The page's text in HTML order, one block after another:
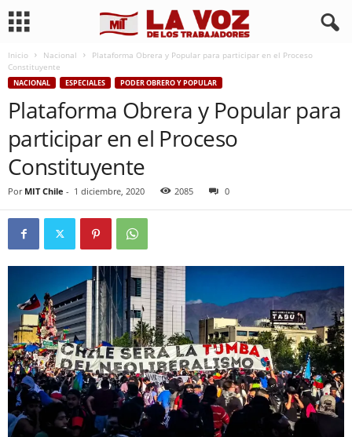
Inicio Nacional
Plataforma Obrera y Popular para participar en el Proceso
Constituyente
NACIONAL ESPECIALES PODER OBRERO Y POPULAR
Plataforma Obrera y Popular para
participar en el Proceso
Constituyente
Por MIT Chile - 1 diciembre, 2020 2085 0